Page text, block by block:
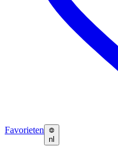
Favorieten
nl